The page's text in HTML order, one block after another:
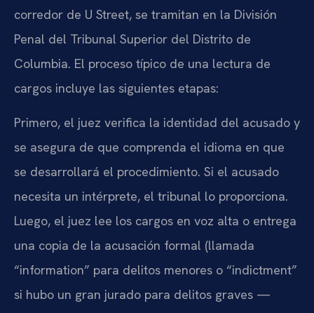
corredor de U Street, se tramitan en la División
Penal del Tribunal Superior del Distrito de
Columbia. El proceso típico de una lectura de
cargos incluye las siguientes etapas:
Primero, el juez verifica la identidad del acusado y
se asegura de que comprenda el idioma en que
se desarrollará el procedimiento. Si el acusado
necesita un intérprete, el tribunal lo proporciona.
Luego, el juez lee los cargos en voz alta o entrega
una copia de la acusación formal (llamada
“information” para delitos menores o “indictment”
si hubo un gran jurado para delitos graves —